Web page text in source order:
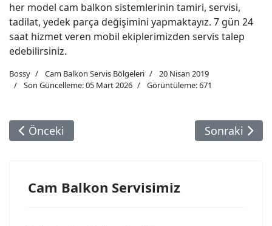
her model cam balkon sistemlerinin tamiri, servisi,
tadilat, yedek parça değişimini yapmaktayız. 7 gün 24
saat hizmet veren mobil ekiplerimizden servis talep
edebilirsiniz.
Bossy Cam Balkon Servis Bölgeleri
20 Nisan 2019
Son Güncelleme: 05 Mart 2026
Görüntüleme: 671
Önceki Makale: Güngören Cam Balkon Servisi
Önceki Sonraki
Sonraki
Cam Balkon Servisimiz